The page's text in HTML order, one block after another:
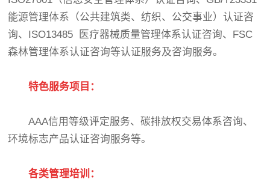
能源管理体系（公共建筑类、纺织、公交事业）认证咨
询、ISO13485 医疗器械质量管理体系认证咨询、FSC
森林管理体系认证咨询等认证服务及咨询服务。
特色服务项目：
AAA信用等级评定服务、碳排放权交易体系咨询、
环境标志产品认证咨询服务等。
各类管理培训：